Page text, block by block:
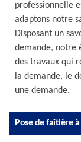
professionnelle
adaptons notre
Disposant un
demande, notre
des travaux qui
la demande, le
une demande.
Pose de faîtière